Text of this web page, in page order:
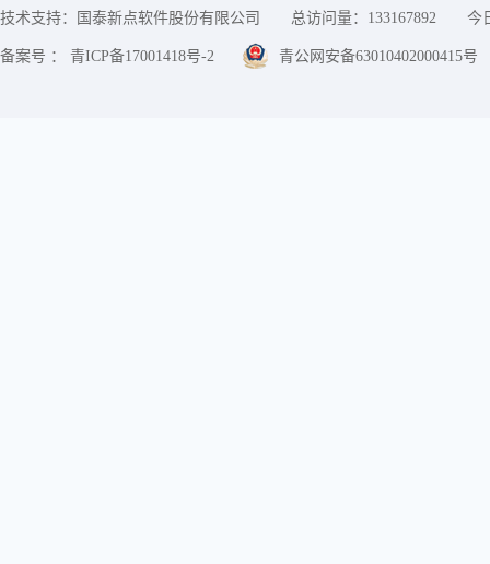
技术支持：国泰新点软件股份有限公司 总访问量： 133167892 今
备案号 ： 青ICP备17001418号-2 青公网安备63010402000415号